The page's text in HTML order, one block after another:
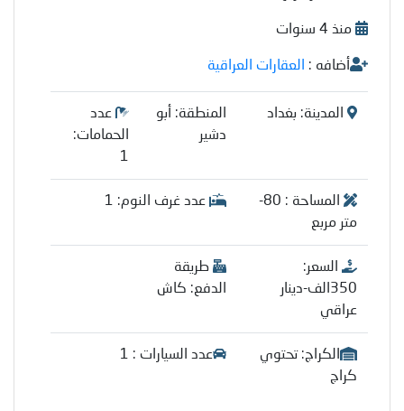
منذ 4 سنوات
أضافه : العقارات العراقية
المدينة: بغداد
المنطقة: أبو
دشير
عدد
الحمامات:
1
المساحة : 80-
متر مربع
عدد غرف النوم: 1
السعر:
350الف-دينار
عراقي
طريقة
الدفع: كاش
الكراج: تحتوي
كراج
عدد السيارات : 1